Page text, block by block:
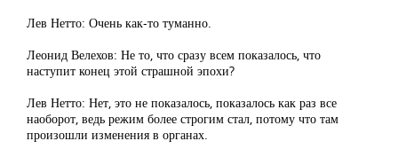
Лев Нетто: Очень как-то туманно.
Леонид Велехов: Не то, что сразу всем показалось, что
наступит конец этой страшной эпохи?
Лев Нетто: Нет, это не показалось, показалось как раз все
наоборот, ведь режим более строгим стал, потому что там
произошли изменения в органах.